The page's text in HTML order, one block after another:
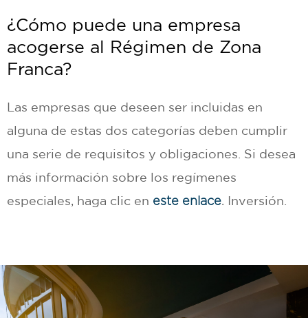
¿Cómo puede una empresa
acogerse al Régimen de Zona
Franca?
Las empresas que deseen ser incluidas en
alguna de estas dos categorías deben cumplir
una serie de requisitos y obligaciones. Si desea
más información sobre los regímenes
especiales, haga clic en este enlace. Inversión.